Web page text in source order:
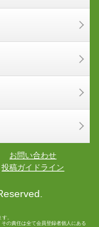
お問い合わせ
投稿ガイドライン
。
の責任は全て会員登録者個人にある